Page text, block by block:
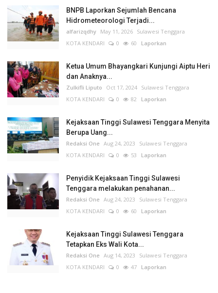
BNPB Laporkan Sejumlah Bencana
Hidrometeorologi Terjadi...
alfarizqdhy May 11, 2026 Sulawesi Tenggara
KOTA KENDARI
0 60 Laporkan
Ketua Umum Bhayangkari Kunjungi Aiptu Heri
dan Anaknya...
Zulkifli Liputo Oct 17, 2024 Sulawesi Tenggara
KOTA KENDARI
0 82 Laporkan
Kejaksaan Tinggi Sulawesi Tenggara Menyita
Berupa Uang...
Redaksi One Aug 24, 2023
Sulawesi Tenggara
KOTA KENDARI
0 53 Laporkan
Penyidik Kejaksaan Tinggi Sulawesi
Tenggara melakukan penahanan...
Redaksi One Aug 24, 2023
Sulawesi Tenggara
KOTA KENDARI
0 60 Laporkan
Kejaksaan Tinggi Sulawesi Tenggara
Tetapkan Eks Wali Kota...
Redaksi One Aug 14, 2023
Sulawesi Tenggara
KOTA KENDARI
0 47 Laporkan